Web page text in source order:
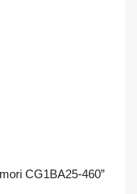
CG1BA25-460”